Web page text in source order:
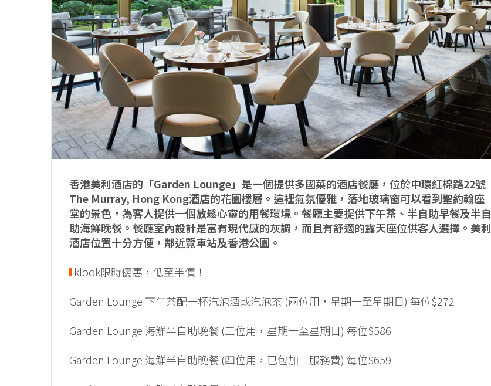
香港美利酒店的「Garden Lounge」是一個提供多國菜的酒店餐廳，位於中環紅棉路22號
The Murray, Hong Kong酒店的花園樓層。這裡氣氛優雅，落地玻璃窗可以看到聖約翰座
堂的景色，為客人提供一個放鬆心靈的用餐環境。餐廳主要提供下午茶、半自助早餐及半自
助海鮮晚餐。餐廳室內設計是富有現代感的灰調，而且有舒適的露天座位供客人選擇。 美利
酒店位置十分方便，鄰近覽車站及香港公園。
klook限時優惠，低至半價！
​​Garden Lounge 下午茶配一杯汽泡酒或汽泡茶 (兩位用，星期一至星期日) 每位$272
​​Garden Lounge 海鮮半自助晚餐 (三位用，星期一至星期日) 每位$586
​​Garden Lounge 海鮮半自助晚餐 (四位用，已包加一服務費) 每位$659